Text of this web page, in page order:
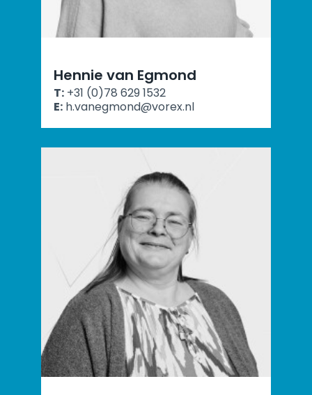
Hennie van Egmond
T: +31 (0)78 629 1532
E: h.vanegmond@vorex.nl